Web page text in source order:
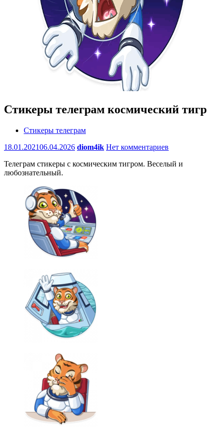
Стикеры телеграм космический тигр
Стикеры телеграм
18.01.202106.04.2026 diom4ik Нет комментариев
Телеграм стикеры с космическим тигром. Веселый и
любознательный.